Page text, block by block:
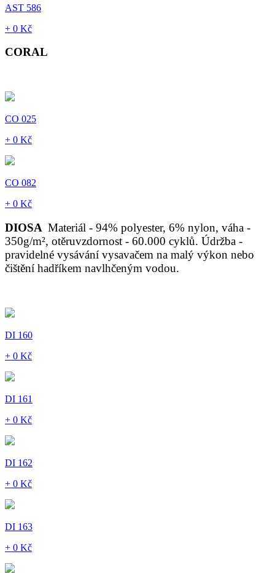
AST 586
+ 0 Kč
CORAL
CO 025
+ 0 Kč
CO 082
+ 0 Kč
DIOSA Materiál - 94% polyester, 6% nylon, váha -
350g/m², otěruvzdornost - 60.000 cyklů. Údržba -
pravidelné vysávání vysavačem na malý výkon nebo
čištění hadříkem navlhčeným vodou.
DI 160
+ 0 Kč
DI 161
+ 0 Kč
DI 162
+ 0 Kč
DI 163
+ 0 Kč